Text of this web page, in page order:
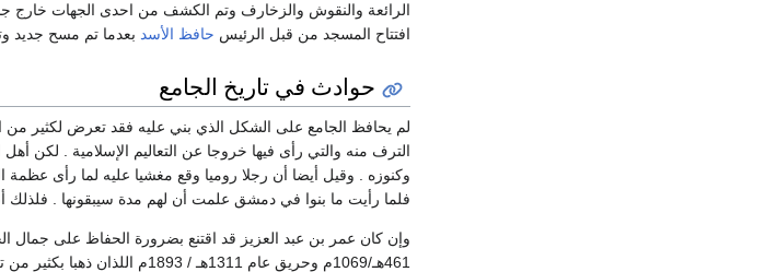
الرائعة والنقوش والزخارف وتم الكشف من احدى الجهات خارج
افتتاح المسجد من قبل الرئيس حافظ الأسد بعدما تم مسح جديد
حوادث في تاريخ الجامع
لم يحافظ الجامع على الشكل الذي بني عليه فقد تعرض لكثير من
الترف منه والتي رأى فيها خروجا عن التعاليم الإسلامية . لكن
وكنوزه . وقيل أيضا أن رجلا روميا وقع مغشيا عليه لما رأى
فلما رأيت ما بنوا في دمشق علمت أن لهم مدة سيبقونها . فلذلك
وإن كان عمر بن عبد العزيز قد اقتنع بضرورة الحفاظ على جمال
461هـ/1069م وحريق عام 1311هـ / 1893م اللذان ذهبا بكثير من تزيينات الجامع وآثاره الهامة .